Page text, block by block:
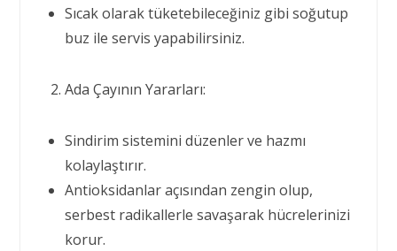
Sıcak olarak tüketebileceğiniz gibi soğutup
buz ile servis yapabilirsiniz.
Ada Çayının Yararları:
Sindirim sistemini düzenler ve hazmı
kolaylaştırır.
Antioksidanlar açısından zengin olup,
serbest radikallerle savaşarak hücrelerinizi
korur.